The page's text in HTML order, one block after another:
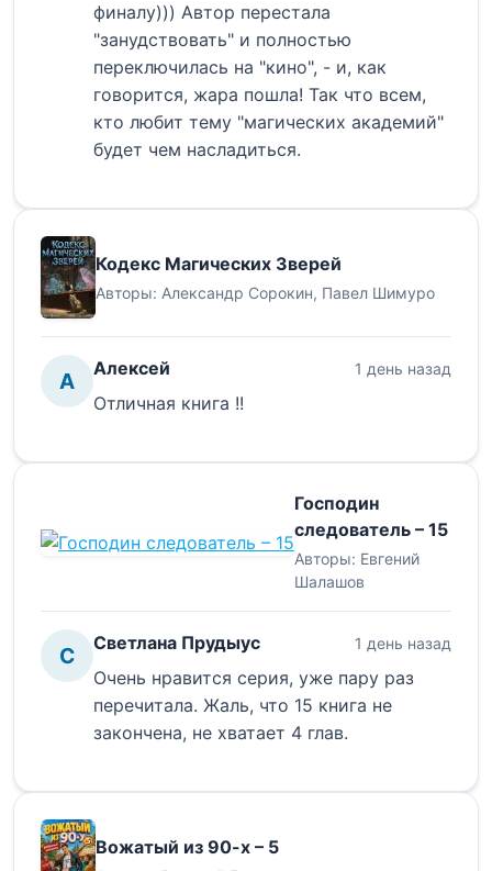
финалу))) Автор перестала
"занудствовать" и полностью
переключилась на "кино", - и, как
говорится, жара пошла! Так что всем,
кто любит тему "магических академий"
будет чем насладиться.
Кодекс Магических Зверей
Авторы: Александр Сорокин, Павел Шимуро
А Алексей 1 день назад
Отличная книга !!
Господин
следователь – 15
Авторы: Евгений
Шалашов
С Светлана Прудыус 1 день назад
Очень нравится серия, уже пару раз
перечитала. Жаль, что 15 книга не
закончена, не хватает 4 глав.
Вожатый из 90-х – 5